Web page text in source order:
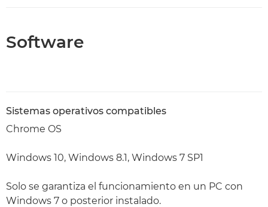
Software
Sistemas operativos compatibles
Chrome OS
Windows 10, Windows 8.1, Windows 7 SP1
Solo se garantiza el funcionamiento en un PC con
Windows 7 o posterior instalado.